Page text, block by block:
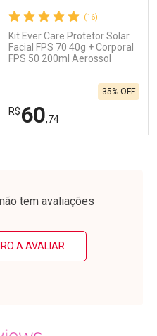
Ativar Desconto
Comprar sem Desconto
Por R$ 187,77/cada
Comprar sem Desconto
(16)
Kit Ever Care Protetor Solar
Facial FPS 70 40g + Corporal
FPS 50 200ml Aerossol
R$60,74
35% OFF
Laboratório
Por Menos
tem avaliações
A AVALIAR